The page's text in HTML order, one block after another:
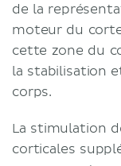
de la
moteur du
cette zone du
la stabilisation
corps.
La stimulation
corticales